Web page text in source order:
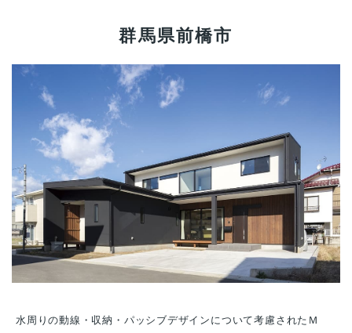
群馬県前橋市
水周りの動線・収納・パッシブデザインについて考慮されたＭ